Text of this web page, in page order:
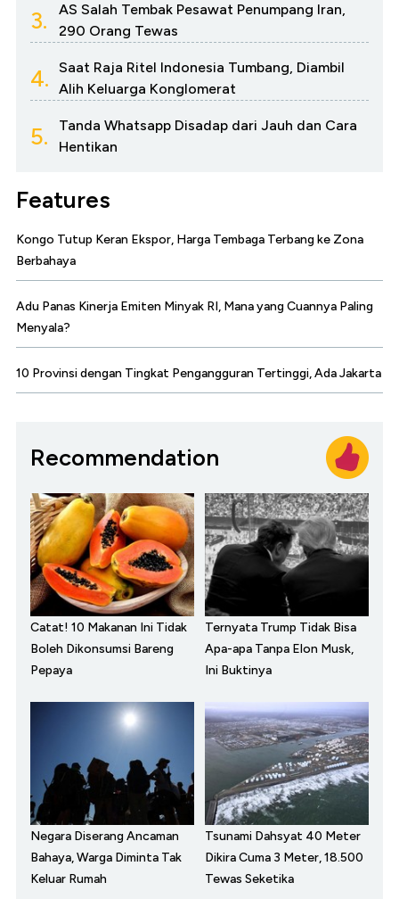
3.
AS Salah Tembak Pesawat Penumpang Iran,
290 Orang Tewas
4.
Saat Raja Ritel Indonesia Tumbang, Diambil
Alih Keluarga Konglomerat
5.
Tanda Whatsapp Disadap dari Jauh dan Cara
Hentikan
Features
Kongo Tutup Keran Ekspor, Harga Tembaga Terbang ke Zona
Berbahaya
Adu Panas Kinerja Emiten Minyak RI, Mana yang Cuannya Paling
Menyala?
10 Provinsi dengan Tingkat Pengangguran Tertinggi, Ada Jakarta
Recommendation
Catat! 10 Makanan Ini Tidak
Boleh Dikonsumsi Bareng
Pepaya
Ternyata Trump Tidak Bisa
Apa-apa Tanpa Elon Musk,
Ini Buktinya
Negara Diserang Ancaman
Bahaya, Warga Diminta Tak
Keluar Rumah
Tsunami Dahsyat 40 Meter
Dikira Cuma 3 Meter, 18.500
Tewas Seketika